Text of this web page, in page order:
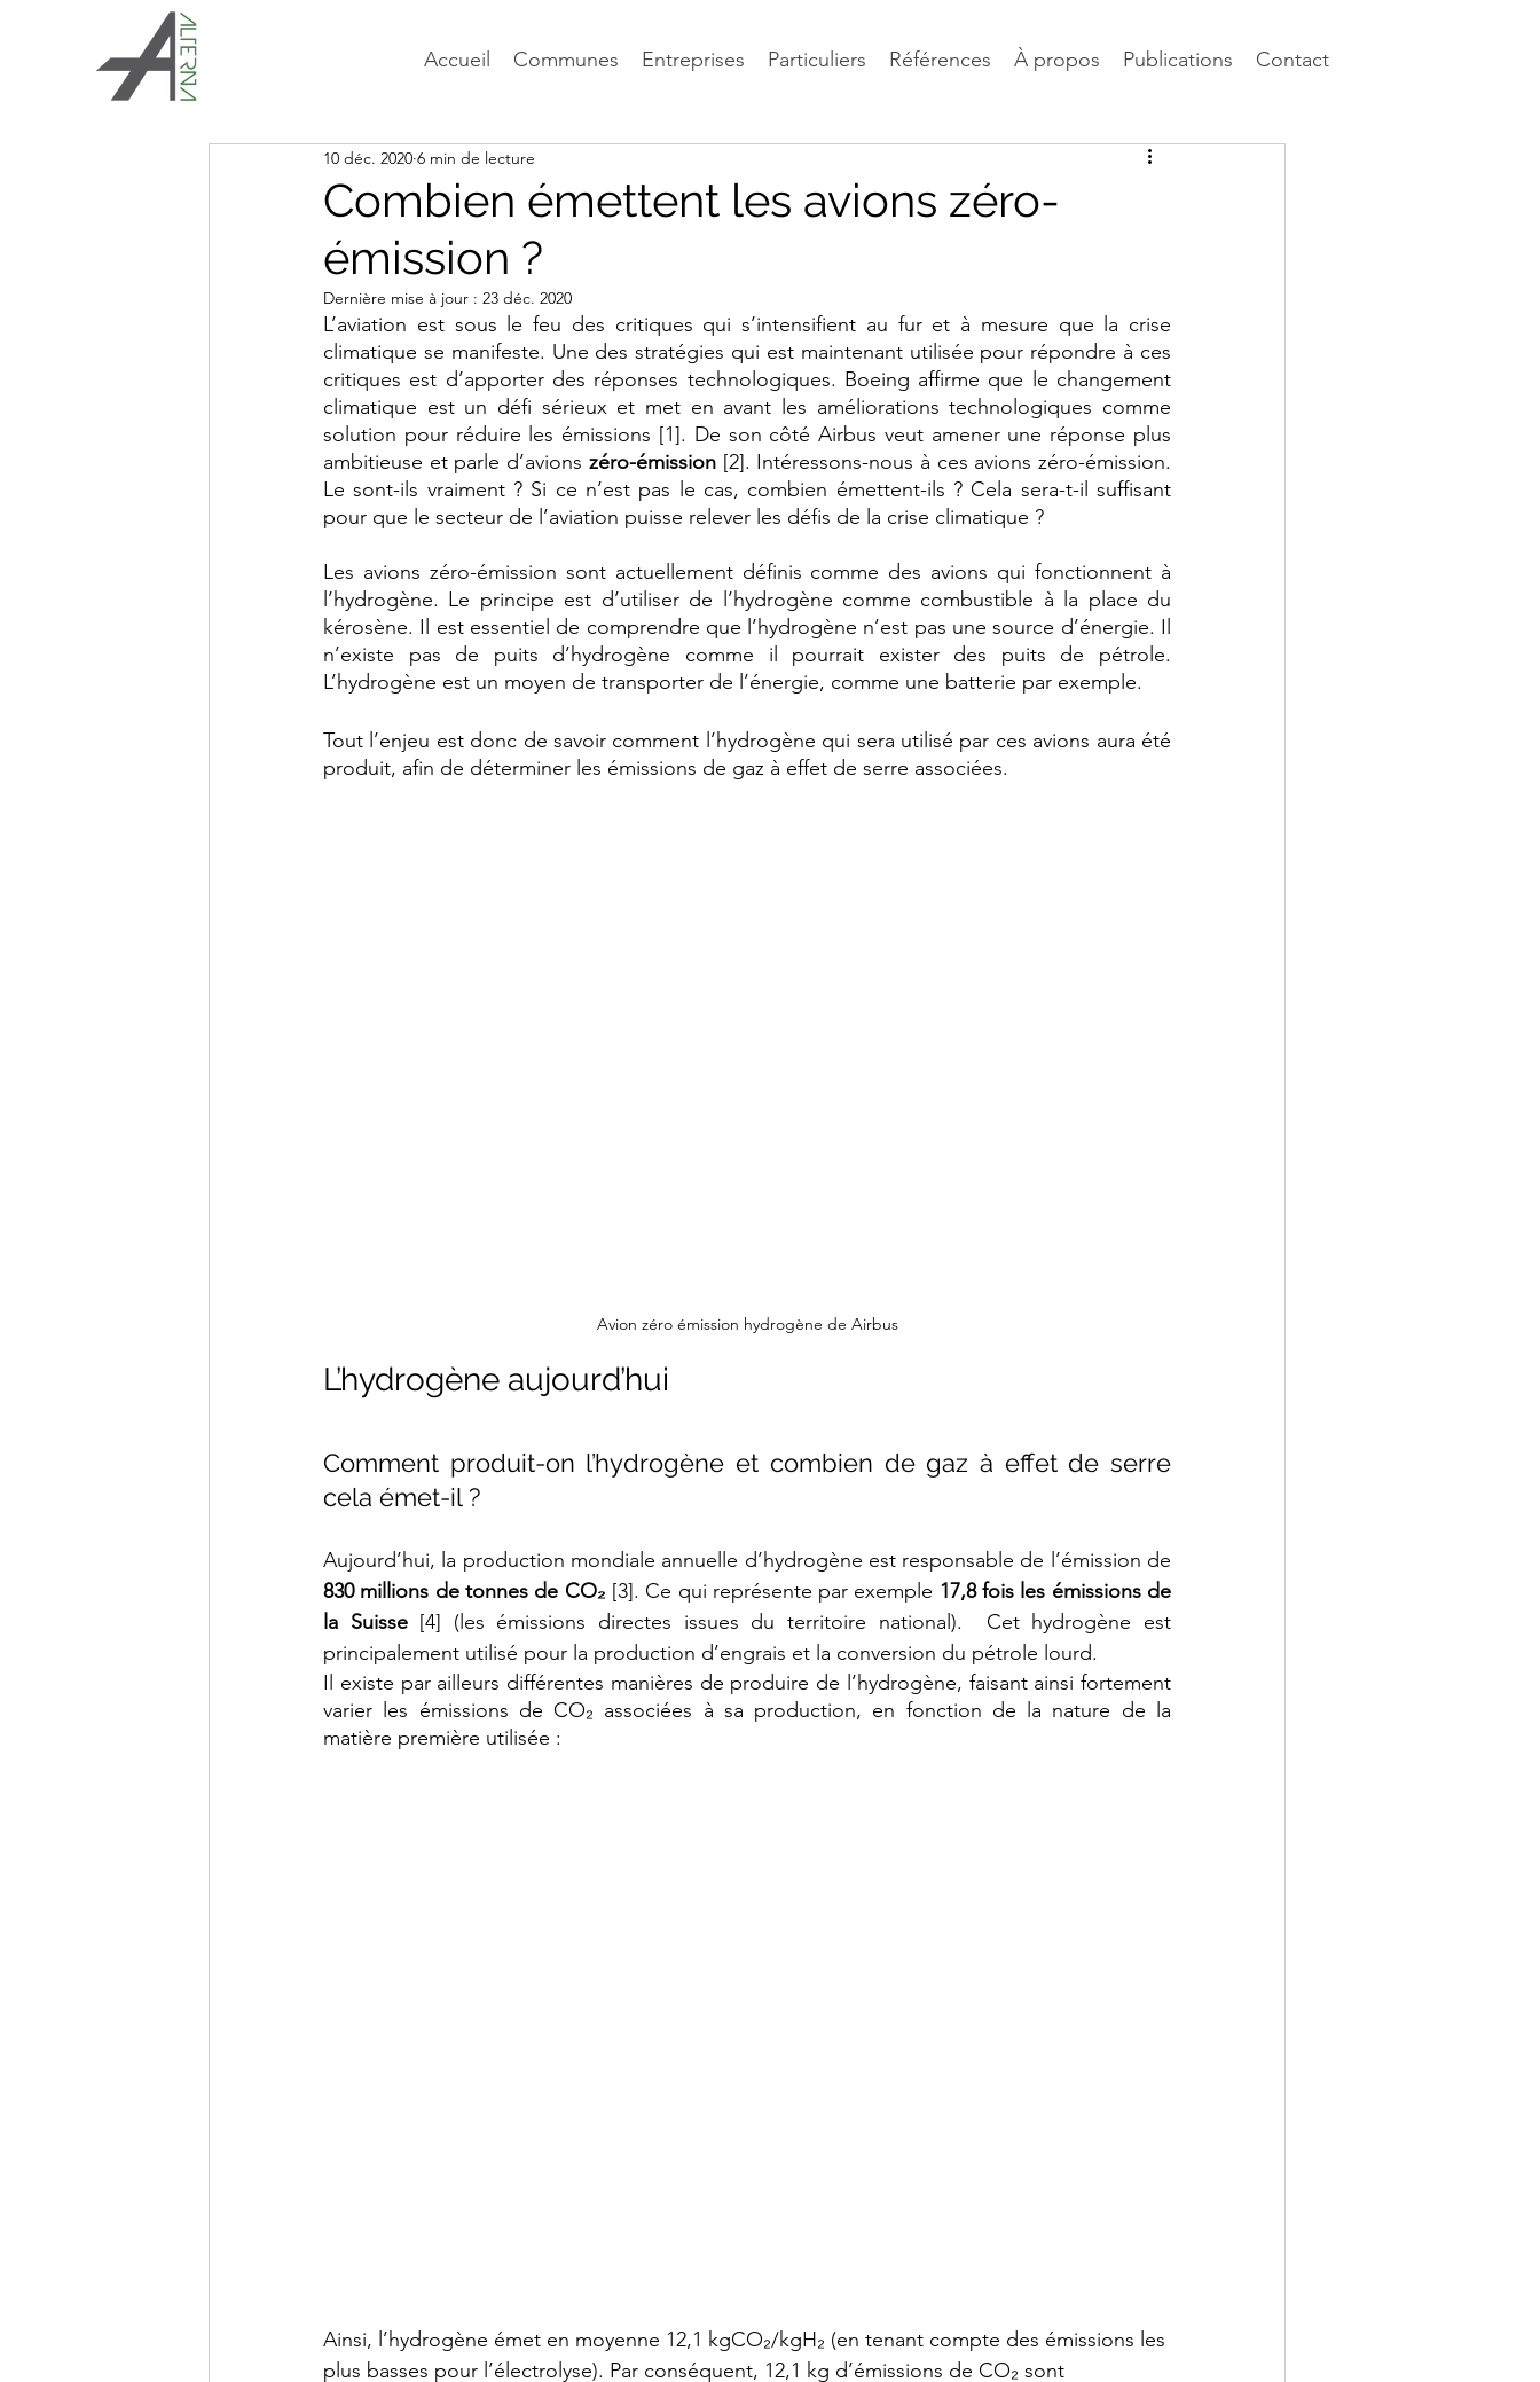
Accueil Communes Entreprises Particuliers Références À propos Publications Contact
Combien émettent les avions zéro-
émission ?
10 déc. 2020 6 min de lecture
Dernière mise à jour : 23 déc. 2020
L’aviation est sous le feu des critiques qui s’intensifient au fur et à mesure que la crise
climatique se manifeste. Une des stratégies qui est maintenant utilisée pour répondre à ces
critiques est d’apporter des réponses technologiques. Boeing affirme que le changement
climatique est un défi sérieux et met en avant les améliorations technologiques comme
solution pour réduire les émissions [1]. De son côté Airbus veut amener une réponse plus
ambitieuse et parle d’avions zéro-émission [2]. Intéressons-nous à ces avions zéro-émission.
Le sont-ils vraiment ? Si ce n’est pas le cas, combien émettent-ils ? Cela sera-t-il suffisant
pour que le secteur de l’aviation puisse relever les défis de la crise climatique ?
Les avions zéro-émission sont actuellement définis comme des avions qui fonctionnent à
l’hydrogène. Le principe est d’utiliser de l’hydrogène comme combustible à la place du
kérosène. Il est essentiel de comprendre que l’hydrogène n’est pas une source d’énergie. Il
n’existe pas de puits d’hydrogène comme il pourrait exister des puits de pétrole.
L’hydrogène est un moyen de transporter de l’énergie, comme une batterie par exemple.
Tout l’enjeu est donc de savoir comment l’hydrogène qui sera utilisé par ces avions aura été
produit, afin de déterminer les émissions de gaz à effet de serre associées.
Avion zéro émission hydrogène de Airbus
L’hydrogène aujourd’hui
Comment produit-on l’hydrogène et combien de gaz à effet de serre
cela émet-il ?
830 millions de tonnes de CO₂ [3]. Ce qui représente par exemple 17,8 fois les émissions de
la Suisse [4] (les émissions directes issues du territoire national).  Cet hydrogène est
principalement utilisé pour la production d’engrais et la conversion du pétrole lourd.
Il existe par ailleurs différentes manières de produire de l’hydrogène, faisant ainsi fortement
varier les émissions de CO₂ associées à sa production, en fonction de la nature de la
matière première utilisée :
Ainsi, l’hydrogène émet en moyenne 12,1 kgCO₂/kgH₂ (en tenant compte des émissions les
plus basses pour l’électrolyse). Par conséquent, 12,1 kg d’émissions de CO₂ sont